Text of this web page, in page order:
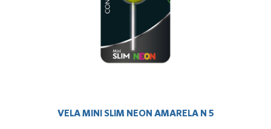
VELA MINI SLIM NEON AMARELA N 5